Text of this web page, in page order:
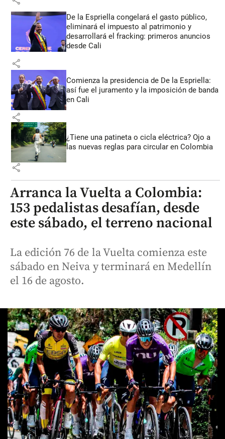
De la Espriella congelará el gasto público,
eliminará el impuesto al patrimonio y
desarrollará el fracking: primeros anuncios
desde Cali
share
Comienza la presidencia de De la Espriella:
así fue el juramento y la imposición de banda
en Cali
share
¿Tiene una patineta o cicla eléctrica? Ojo a
las nuevas reglas para circular en Colombia
share
Arranca la Vuelta a Colombia:
153 pedalistas desafían, desde
este sábado, el terreno nacional
La edición 76 de la Vuelta comienza este
sábado en Neiva y terminará en Medellín
el 16 de agosto.